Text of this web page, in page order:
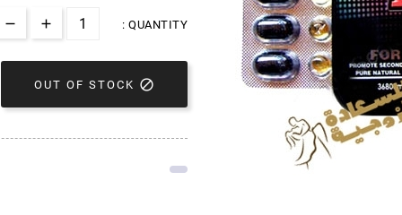
QUANTITY :

OUT OF STOCK